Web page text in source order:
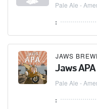
Pale Ale -
:
JAWS
Jaws APA
Pale Ale -
: